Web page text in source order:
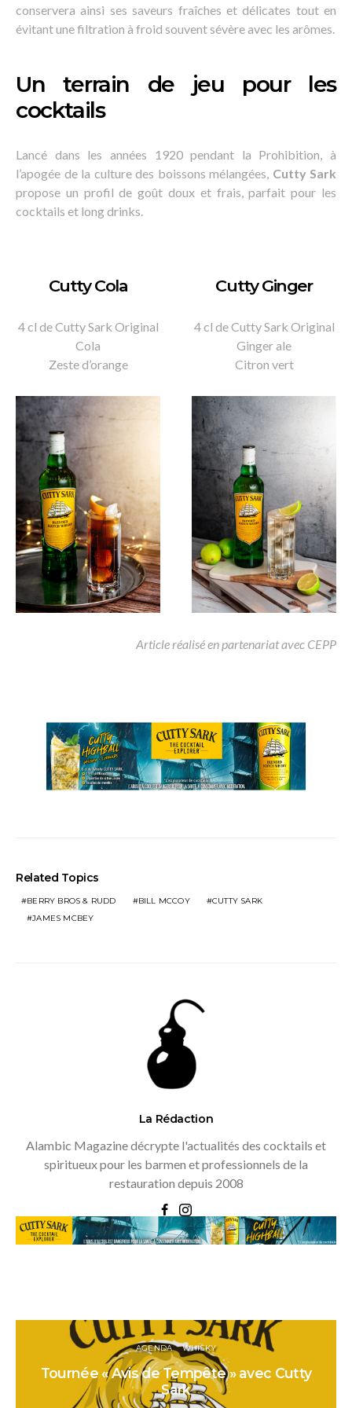
conservera ainsi ses saveurs fraîches et délicates tout en
évitant une filtration à froid souvent sévère avec les arômes.
Un terrain de jeu pour les
cocktails
Lancé dans les années 1920 pendant la Prohibition, à
l’apogée de la culture des boissons mélangées, Cutty Sark
propose un profil de goût doux et frais, parfait pour les
cocktails et long drinks.
Cutty Cola
4 cl de Cutty Sark Original
Cola
Zeste d’orange
Cutty Ginger
4 cl de Cutty Sark Original
Ginger ale
Citron vert
Article réalisé en partenariat avec CEPP
Related Topics
BERRY BROS & RUDD BILL MCCOY
CUTTY SARK
JAMES MCBEY
La Rédaction
Alambic Magazine décrypte l'actualités des cocktails et
spiritueux pour les barmen et professionnels de la
restauration depuis 2008
AGENDA WHISKY
Tournée « Avis de Tempête » avec Cutty
Sark